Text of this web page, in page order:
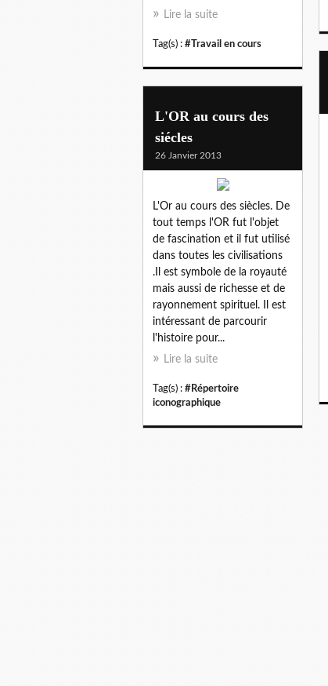
Lire la suite
Tag(s) : #Travail en cours
L'OR au cours des
siécles
26 Janvier 2013
L'Or au cours des siècles. De
tout temps l'OR fut l'objet
de fascination et il fut utilisé
dans toutes les civilisations
.Il est symbole de la royauté
mais aussi de richesse et de
rayonnement spirituel. Il est
intéressant de parcourir
l'histoire pour...
Lire la suite
Tag(s) : #Répertoire
iconographique